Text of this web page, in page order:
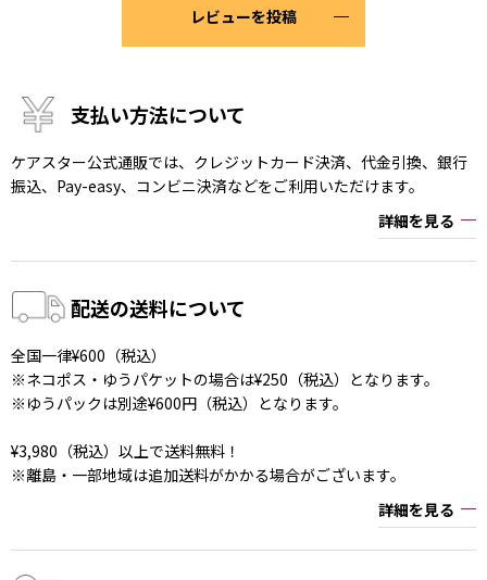
レビューを投稿
支払い方法について
ケアスター公式通販では、クレジットカード決済、代金引換、銀行
振込、Pay-easy、コンビニ決済などをご利用いただけます。
詳細を見る
配送の送料について
全国一律¥600（税込）
※ネコポス・ゆうパケットの場合は¥250（税込）となります。
※ゆうパックは別途¥600円（税込）となります。
¥3,980（税込）以上で送料無料！
※離島・一部地域は追加送料がかかる場合がございます。
詳細を見る